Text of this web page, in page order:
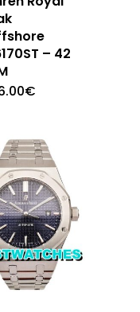
– 42
€